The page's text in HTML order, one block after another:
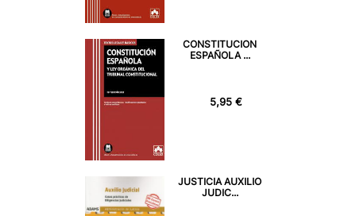
CONSTITUCION
ESPAÑOLA ...
5,95 €
JUSTICIA AUXILIO
JUDIC...